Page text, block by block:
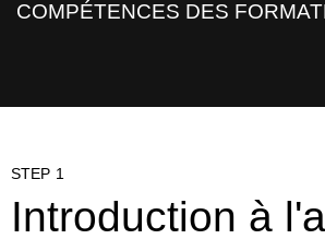
COMPÉTENCES DES
STEP 1
Introduction à